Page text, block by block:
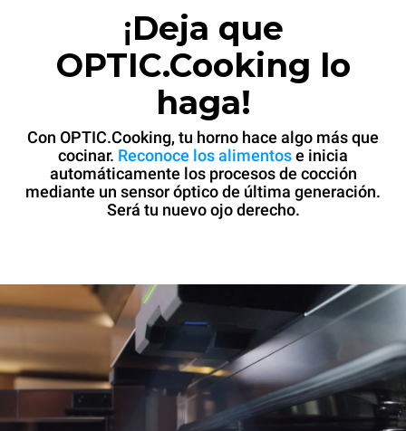
¡Deja que
OPTIC.Cooking lo
haga!
Con OPTIC.Cooking, tu horno hace algo más que
cocinar. Reconoce los alimentose inicia
automáticamente los procesos de cocción
mediante un sensor óptico de última generación.
Será tu nuevo ojo derecho.